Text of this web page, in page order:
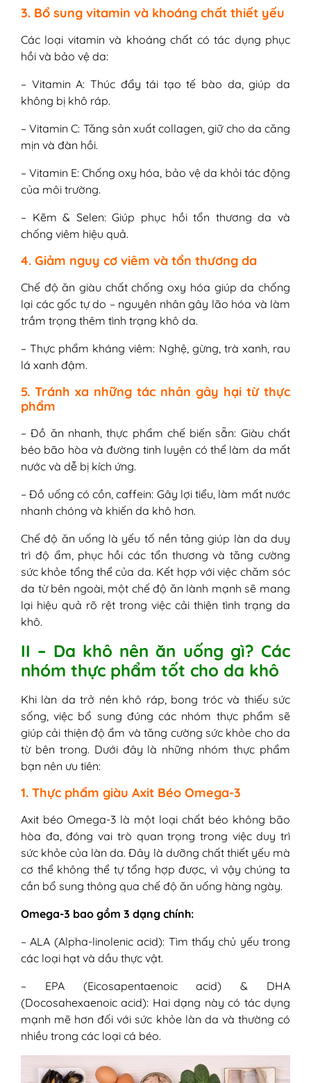
3. Bổ sung vitamin và khoáng chất thiết yếu
Các loại vitamin và khoáng chất có tác dụng phục
hồi và bảo vệ da:
– Vitamin A: Thúc đẩy tái tạo tế bào da, giúp da
không bị khô ráp.
– Vitamin C: Tăng sản xuất collagen, giữ cho da căng
mịn và đàn hồi.
– Vitamin E: Chống oxy hóa, bảo vệ da khỏi tác động
của môi trường.
– Kẽm & Selen: Giúp phục hồi tổn thương da và
chống viêm hiệu quả.
4. Giảm nguy cơ viêm và tổn thương da
Chế độ ăn giàu chất chống oxy hóa giúp da chống
lại các gốc tự do – nguyên nhân gây lão hóa và làm
trầm trọng thêm tình trạng khô da.
– Thực phẩm kháng viêm: Nghệ, gừng, trà xanh, rau
lá xanh đậm.
5. Tránh xa những tác nhân gây hại từ thực
phẩm
– Đồ ăn nhanh, thực phẩm chế biến sẵn: Giàu chất
béo bão hòa và đường tinh luyện có thể làm da mất
nước và dễ bị kích ứng.
– Đồ uống có cồn, caffein: Gây lợi tiểu, làm mất nước
nhanh chóng và khiến da khô hơn.
Chế độ ăn uống là yếu tố nền tảng giúp làn da duy
trì độ ẩm, phục hồi các tổn thương và tăng cường
sức khỏe tổng thể của da. Kết hợp với việc chăm sóc
da từ bên ngoài, một chế độ ăn lành mạnh sẽ mang
lại hiệu quả rõ rệt trong việc cải thiện tình trạng da
khô.
II – Da khô nên ăn uống gì? Các
nhóm thực phẩm tốt cho da khô
Khi làn da trở nên khô ráp, bong tróc và thiếu sức
sống, việc bổ sung đúng các nhóm thực phẩm sẽ
giúp cải thiện độ ẩm và tăng cường sức khỏe cho da
từ bên trong. Dưới đây là những nhóm thực phẩm
bạn nên ưu tiên:
1. Thực phẩm giàu Axit Béo Omega-3
Axit béo Omega-3 là một loại chất béo không bão
hòa đa, đóng vai trò quan trọng trong việc duy trì
sức khỏe của làn da. Đây là dưỡng chất thiết yếu mà
cơ thể không thể tự tổng hợp được, vì vậy chúng ta
cần bổ sung thông qua chế độ ăn uống hàng ngày.
Omega-3 bao gồm 3 dạng chính:
– ALA (Alpha-linolenic acid): Tìm thấy chủ yếu trong
các loại hạt và dầu thực vật.
– EPA (Eicosapentaenoic acid) & DHA
(Docosahexaenoic acid): Hai dạng này có tác dụng
mạnh mẽ hơn đối với sức khỏe làn da và thường có
nhiều trong các loại cá béo.